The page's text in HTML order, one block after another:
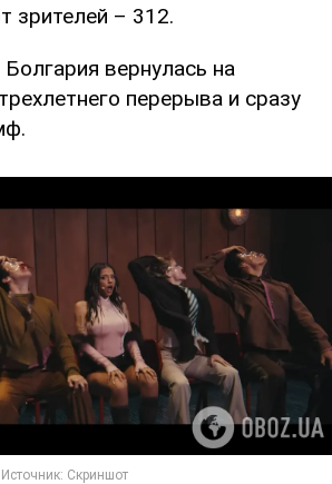
зрителей – 312.
вернулась на
перерыва и сразу